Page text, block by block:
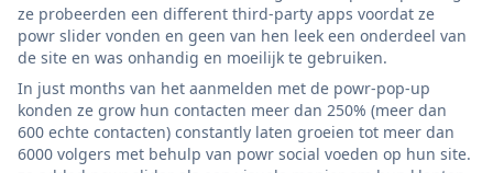
ze probeerden een different third-party apps voordat ze
powr slider vonden en geen van hen leek een onderdeel van
de site en was onhandig en moeilijk te gebruiken.
In just months van het aanmelden met de powr-pop-up
konden ze grow hun contacten meer dan 250% (meer dan
600 echte contacten) constantly laten groeien tot meer dan
6000 volgers met behulp van powr social voeden op hun site.